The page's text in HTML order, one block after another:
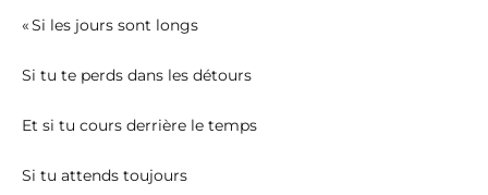
« Si les jours sont longs
Si tu te perds dans les détours
Et si tu cours derrière le temps
Si tu attends toujours